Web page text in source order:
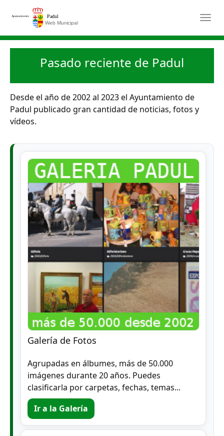
Saltar al contenido principal
Pasado reciente de Padul
Desde el año de 2002 al 2023 el Ayuntamiento de
Padul publicado gran cantidad de noticias, fotos y
vídeos.
Galería de Fotos
Agrupadas en álbumes, más de 50.000
imágenes durante 20 años. Puedes
clasificarla por carpetas, fechas, temas...
Ir a la Galería